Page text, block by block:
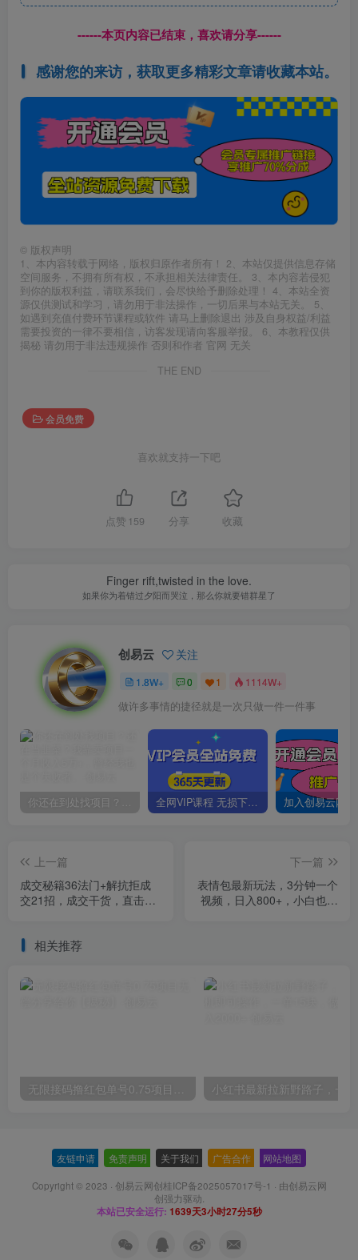
------本页内容已结束，喜欢请分享------
感谢您的来访，获取更多精彩文章请收藏本站。
© 版权声明
1、本内容转载于网络，版权归原作者所有！ 2、本站仅提供信息存储
空间服务，不拥有所有权，不承担相关法律责任。 3、本内容若侵犯
到你的版权利益，请联系我们，会尽快给予删除处理！ 4、本站全资
源仅供测试和学习，请勿用于非法操作，一切后果与本站无关。 5、
如遇到充值付费环节课程或软件 请马上删除退出 涉及自身权益/利益
需要投资的一律不要相信，访客发现请向客服举报。 6、本教程仅供
揭秘 请勿用于非法违规操作 否则和作者 官网 无关
THE END
会员免费
喜欢就支持一下吧
点赞 159 分享 收藏
Finger rift,twisted in the love.
如果你为着错过夕阳而哭泣，那么你就要错群星了
创易云 关注
1.8W+ 0 1 1114W+
做许多事情的捷径就是一次只做一件一件事
你还在到处找项目？还在当韭菜？我靠卖项目一个月收入5万+，曾经我也是个失败者。 全网VIP课程 无损下载~
上一篇
成交秘籍36法门+解抗拒成
交21招，成交干货，直击痛
下一篇
表情包最新玩法，3分钟一个
视频，日入800+，小白也能
相关推荐
无限接码撸红包单号0.75项目无偿分享给你【揭秘】
友链申请 免责声明 关于我们 广告合作 网站地图
Copyright © 2023 · 创易云网创桂ICP备2025057017号-1 · 由创易云网
创强力驱动.
本站已安全运行: 1639天3小时27分6秒